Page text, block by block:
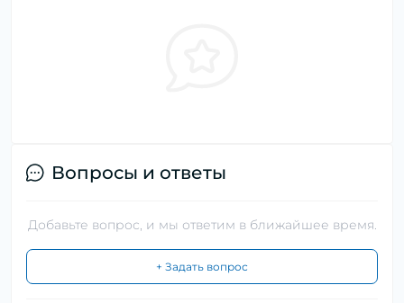
Вопросы и ответы
Добавьте вопрос, и мы ответим в ближайшее время.
+ Задать вопрос